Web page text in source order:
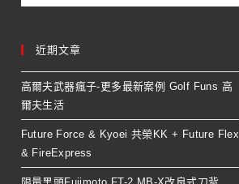
近期文章
高爾夫武器瘋子-更多最新案例 Golf Funs 高
爾夫生活
Future Force & Kyoei 共榮KK + Future Flex
& FireExpress